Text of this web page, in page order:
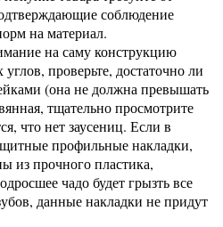
соблюдение
на материал.
на саму конструкцию
проверьте, достаточно ли
(она не должна превышать
тщательно просмотрите
что нет заусениц. Если в
профильные накладки,
из прочного пластика,
чадо будет грызть все
данные накладки не придут